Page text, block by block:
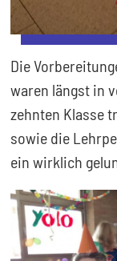
Die
waren längst in
zehnten Klasse
sowie die
ein wirklich